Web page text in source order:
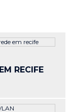
RECIFE